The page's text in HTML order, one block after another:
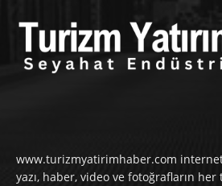
www.turizmyatirimhaber.com
yazı, haber, video ve fotoğrafların her